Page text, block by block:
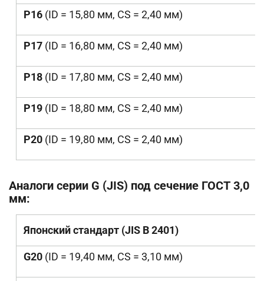
P16 (ID = 15,80 мм, CS = 2,40 мм)
P17 (ID = 16,80 мм, CS = 2,40 мм)
P18 (ID = 17,80 мм, CS = 2,40 мм)
P19 (ID = 18,80 мм, CS = 2,40 мм)
P20 (ID = 19,80 мм, CS = 2,40 мм)
Аналоги серии G (JIS) под сечение ГОСТ 3,0
мм:
Японский стандарт (JIS B 2401)
G20 (ID = 19,40 мм, CS = 3,10 мм)